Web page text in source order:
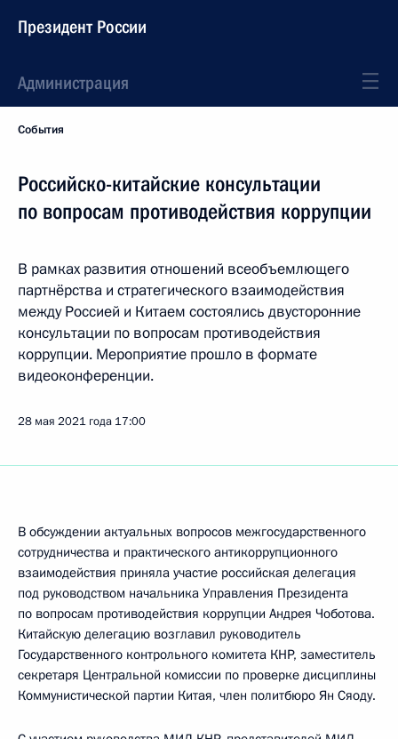
Президент России
Администрация
События
Российско-китайские консультации
по вопросам противодействия коррупции
В рамках развития отношений всеобъемлющего
партнёрства и стратегического взаимодействия
между Россией и Китаем состоялись двусторонние
консультации по вопросам противодействия
коррупции. Мероприятие прошло в формате
видеоконференции.
28 мая 2021 года 17:00
В обсуждении актуальных вопросов межгосударственного
сотрудничества и практического антикоррупционного
взаимодействия приняла участие российская делегация
под руководством начальника Управления Президента
по вопросам противодействия коррупции Андрея Чоботова.
Китайскую делегацию возглавил руководитель
Государственного контрольного комитета КНР, заместитель
секретаря Центральной комиссии по проверке дисциплины
Коммунистической партии Китая, член политбюро Ян Сяоду.